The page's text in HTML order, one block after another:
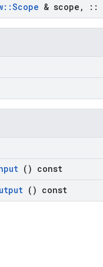
::Scope & scope , ::
() const
() const